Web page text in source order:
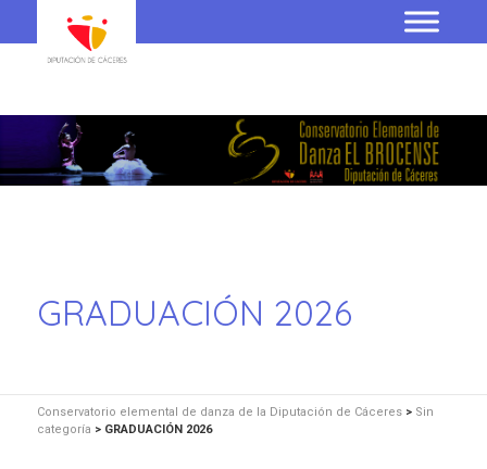
GRADUACIÓN 2026
Conservatorio elemental de danza de la Diputación de Cáceres> Sin
categoría > GRADUACIÓN 2026